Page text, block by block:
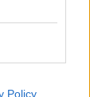
Policy